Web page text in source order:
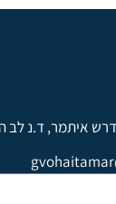
איתמר, ד.נ לב